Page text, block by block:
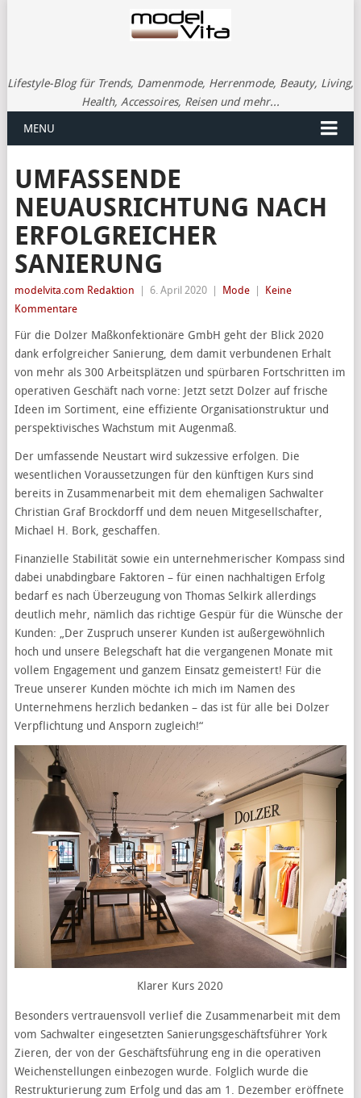
Lifestyle-Blog für Trends, Damenmode, Herrenmode, Beauty, Living,
Health, Accessoires, Reisen und mehr...
MENU
UMFASSENDE
NEUAUSRICHTUNG NACH
ERFOLGREICHER
SANIERUNG
modelvita.com Redaktion 6. April 2020 Mode
Keine
Kommentare
Für die Dolzer Maßkonfektionäre GmbH geht der Blick 2020
dank erfolgreicher Sanierung, dem damit verbundenen Erhalt
von mehr als 300 Arbeitsplätzen und spürbaren Fortschritten im
operativen Geschäft nach vorne: Jetzt setzt Dolzer auf frische
Ideen im Sortiment, eine effiziente Organisationstruktur und
perspektivisches Wachstum mit Augenmaß.
Der umfassende Neustart wird sukzessive erfolgen. Die
wesentlichen Voraussetzungen für den künftigen Kurs sind
bereits in Zusammenarbeit mit dem ehemaligen Sachwalter
Christian Graf Brockdorff und dem neuen Mitgesellschafter,
Michael H. Bork, geschaffen.
Finanzielle Stabilität sowie ein unternehmerischer Kompass sind
dabei unabdingbare Faktoren – für einen nachhaltigen Erfolg
bedarf es nach Überzeugung von Thomas Selkirk allerdings
deutlich mehr, nämlich das richtige Gespür für die Wünsche der
Kunden: „Der Zuspruch unserer Kunden ist außergewöhnlich
hoch und unsere Belegschaft hat die vergangenen Monate mit
vollem Engagement und ganzem Einsatz gemeistert! Für die
Treue unserer Kunden möchte ich mich im Namen des
Unternehmens herzlich bedanken – das ist für alle bei Dolzer
Verpflichtung und Ansporn zugleich!“
Klarer Kurs 2020
Besonders vertrauensvoll verlief die Zusammenarbeit mit dem
vom Sachwalter eingesetzten Sanierungsgeschäftsführer York
Zieren, der von der Geschäftsführung eng in die operativen
Weichenstellungen einbezogen wurde. Folglich wurde die
Restrukturierung zum Erfolg und das am 1. Dezember eröffnete